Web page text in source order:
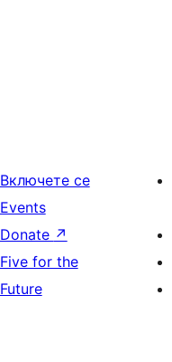
Включете се
Events
Donate ↗
Five for the
Future